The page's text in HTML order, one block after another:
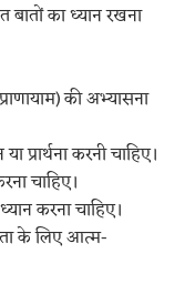
बातों का ध्यान रखना
की अभ्यासना
करनी चाहिए।
चाहिए।
करना चाहिए।
के लिए आत्म-